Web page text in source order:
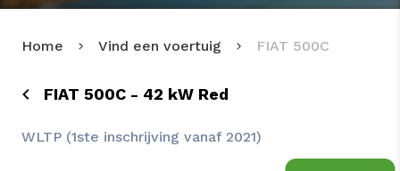
Home Vind een voertuig FIAT 500C
FIAT 500C - 42 kW Red
WLTP (1ste inschrijving vanaf 2021)